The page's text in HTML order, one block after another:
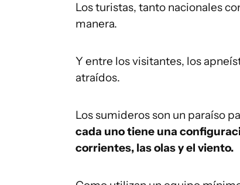
Los turistas, tanto nacionales
manera.
Y entre los visitantes, los
atraídos.
Los sumideros son un paraíso
cada uno tiene una
corrientes, las olas y el viento.